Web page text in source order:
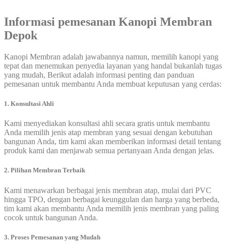
Informasi pemesanan Kanopi Membran
Depok
Kanopi Membran adalah jawabannya namun, memilih kanopi yang
tepat dan menemukan penyedia layanan yang handal bukanlah tugas
yang mudah, Berikut adalah informasi penting dan panduan
pemesanan untuk membantu Anda membuat keputusan yang cerdas:
1. Konsultasi Ahli
Kami menyediakan konsultasi ahli secara gratis untuk membantu
Anda memilih jenis atap membran yang sesuai dengan kebutuhan
bangunan Anda, tim kami akan memberikan informasi detail tentang
produk kami dan menjawab semua pertanyaan Anda dengan jelas.
2. Pilihan Membran Terbaik
Kami menawarkan berbagai jenis membran atap, mulai dari PVC
hingga TPO, dengan berbagai keunggulan dan harga yang berbeda,
tim kami akan membantu Anda memilih jenis membran yang paling
cocok untuk bangunan Anda.
3. Proses Pemesanan yang Mudah